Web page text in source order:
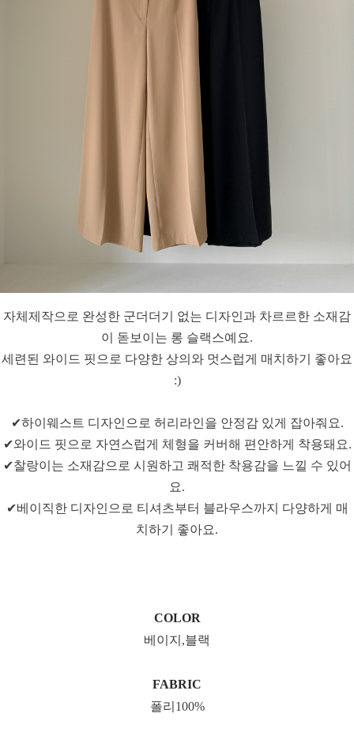
자체제작으로 완성한 군더더기 없는 디자인과 차르르한 소재감
이 돋보이는 롱 슬랙스예요.
세련된 와이드 핏으로 다양한 상의와 멋스럽게 매치하기 좋아요
:)
✔하이웨스트 디자인으로 허리라인을 안정감 있게 잡아줘요.
✔와이드 핏으로 자연스럽게 체형을 커버해 편안하게 착용돼요.
✔찰랑이는 소재감으로 시원하고 쾌적한 착용감을 느낄 수 있어
요.
✔베이직한 디자인으로 티셔츠부터 블라우스까지 다양하게 매
치하기 좋아요.
COLOR
베이지,블랙
FABRIC
폴리100%